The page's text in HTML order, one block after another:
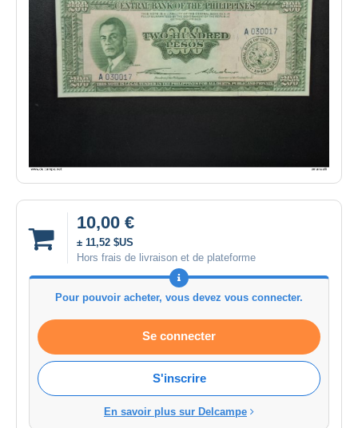
10,00 €
± 11,52 $US
Hors frais de livraison et de plateforme
Pour pouvoir acheter, vous devez vous connecter.
Se connecter
S'inscrire
En savoir plus sur Delcampe